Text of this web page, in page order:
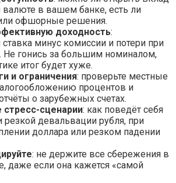
в вашем банке, есть ли
офшорные решения.
доходность:
минус комиссии и потери при
Не гонись за большим номиналом,
итог будет хуже.
и ограничения: проверьте местные
процентов и
о зарубежных счетах.
стресс-сценарии: как поведёт себя
резкой девальвации рубля, при
доллара или резком падении
: не держите все сбережения в
даже если она кажется «самой